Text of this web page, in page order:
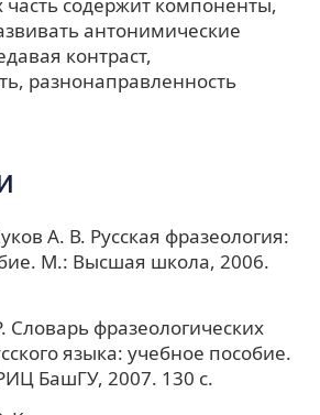
антонимические
контраст,
разнонаправленность
А. В. Русская фразеология:
М.: Высшая школа, 2006.
Словарь фразеологических
языка: учебное пособие.
БашГУ, 2007. 130 с.